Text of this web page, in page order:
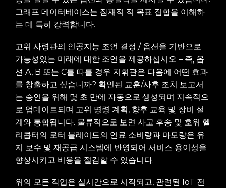
그래프 데이터베이스는 잠재적 적 목표 집합을 이해하
는 데 특히 강력합니다.
고위 사령관의 인공지능 조언 결정 / 옵션을 기반으로
가능성있는 미래에 대한 조언을 제공하십시오 – 즉, 옵
션 A, B 또는 C를 따를 경우 지휘관은 다음에 어떤 효과
를 창출하고 싶습니까? 확인된 교훈/사후 조치 보고서
는 승인을 위해 몇 초 만에 자동으로 생성되며 지속적으
로 업데이트되며 고위 명령 계획, 향후 교육 및 장비 설
계와 통합됩니다. 물류적으로 보면 사고 후송 및 호위 헬
리콥터의 로터 블레이드의 연료 소비량과 마모량은 유
지 보수 및 재공급 시스템에 반영되어 서비스 용이성을
향상시키고 비용을 절감할 수 있습니다.
위의 모든 작업은 실시간으로 시작되고, 관련된 IoT 전